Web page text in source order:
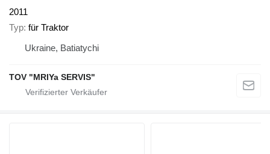
2011
Typ für Traktor
Ukraine, Batiatychi
TOV "MRIYa SERVIS"